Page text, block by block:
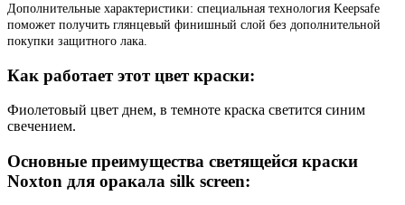
Дополнительные характеристики: специальная технология Keepsafe
поможет получить глянцевый финишный слой без дополнительной
покупки защитного лака.
Как работает этот цвет краски:
Фиолетовый цвет днем, в темноте краска светится синим
свечением.
Основные преимущества светящейся краски
Noxton для оракала silk screen: